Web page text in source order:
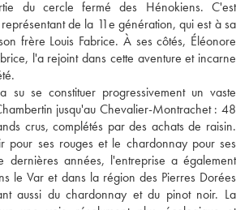
du cercle fermé des Hénokiens. C'est
de la 11e génération, qui est à sa
frère Louis Fabrice. À ses côtés, Éléonore
l'a rejoint dans cette aventure et incarne
su se constituer progressivement un vaste
jusqu'au Chevalier-Montrachet : 48
crus, complétés par des achats de raisin.
pour ses rouges et le chardonnay pour ses
dernières années, l'entreprise a également
le Var et dans la région des Pierres Dorées
aussi du chardonnay et du pinot noir. La